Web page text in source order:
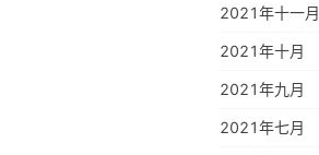
2021年十一月
2021年十月
2021年九月
2021年七月